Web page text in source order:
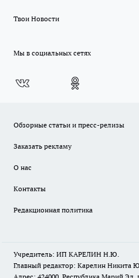
Твои Новости
Мы в социальных сетях
Обзорные статьи и пресс-релизы
Заказать рекламу
О нас
Контакты
Редакционная политика
Учредитель: ИП КАРЕЛИН Н.Ю.
Главный редактор: Карелин Никита